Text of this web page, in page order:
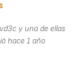
y una de ellas
hace 1 año